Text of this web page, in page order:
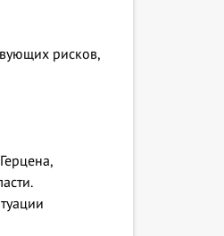
рисков,